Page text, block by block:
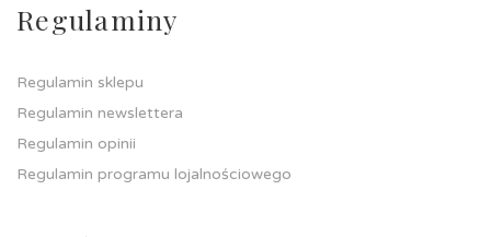
Regulaminy
Regulamin sklepu
Regulamin newslettera
Regulamin opinii
Regulamin programu lojalnościowego